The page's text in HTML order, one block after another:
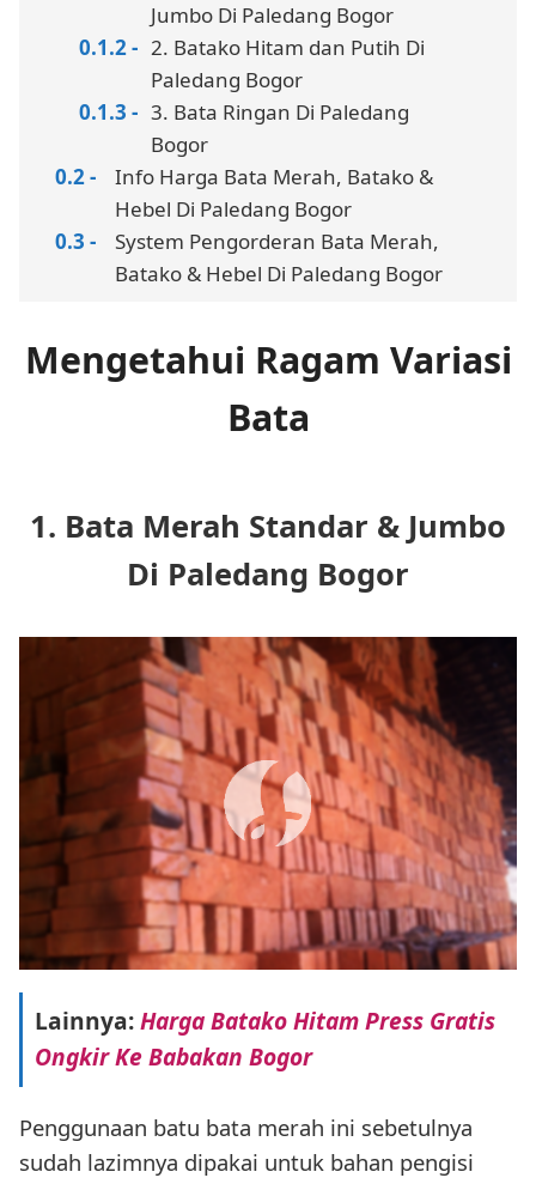
Jumbo Di Paledang Bogor
2. Batako Hitam dan Putih Di
Paledang Bogor
3. Bata Ringan Di Paledang
Bogor
Info Harga Bata Merah, Batako &
Hebel Di Paledang Bogor
System Pengorderan Bata Merah,
Batako & Hebel Di Paledang Bogor
Mengetahui Ragam Variasi
Bata
1. Bata Merah Standar & Jumbo
Di Paledang Bogor
Lainnya:Harga Batako Hitam Press Gratis
Ongkir Ke Babakan Bogor
Penggunaan batu bata merah ini sebetulnya
sudah lazimnya dipakai untuk bahan pengisi